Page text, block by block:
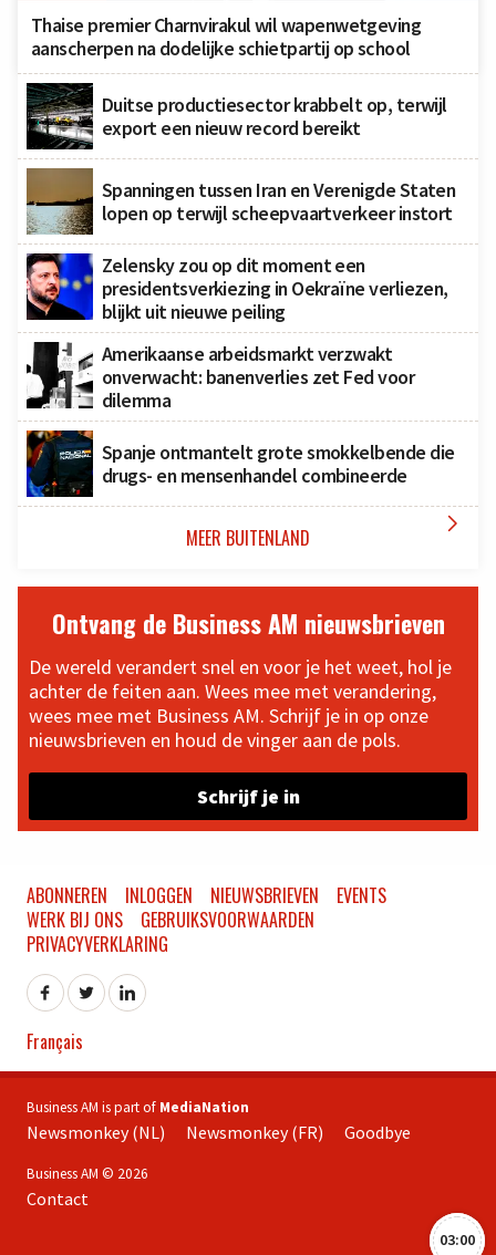
Thaise premier Charnvirakul wil wapenwetgeving
aanscherpen na dodelijke schietpartij op school
Duitse productiesector krabbelt op, terwijl
export een nieuw record bereikt
Spanningen tussen Iran en Verenigde Staten
lopen op terwijl scheepvaartverkeer instort
Zelensky zou op dit moment een
presidentsverkiezing in Oekraïne verliezen,
blijkt uit nieuwe peiling
Amerikaanse arbeidsmarkt verzwakt
onverwacht: banenverlies zet Fed voor
dilemma
Spanje ontmantelt grote smokkelbende die
drugs- en mensenhandel combineerde
MEER BUITENLAND 
Ontvang de Business AM nieuwsbrieven
De wereld verandert snel en voor je het weet, hol je
achter de feiten aan. Wees mee met verandering,
wees mee met Business AM. Schrijf je in op onze
nieuwsbrieven en houd de vinger aan de pols.
Schrijf je in
03:00
ABONNEREN INLOGGEN NIEUWSBRIEVEN
EVENTS
WERK BIJ ONS
GEBRUIKSVOORWAARDEN
PRIVACYVERKLARING
Français
Business AM is part of MediaNation
Newsmonkey (NL) Newsmonkey (FR) Goodbye
Business AM © 2026
Contact